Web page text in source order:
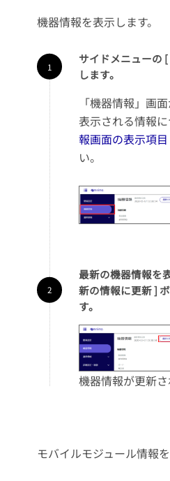
機器情報を表示します。
サイドメニューの
します。
「機器情報」画
表示される情報
報画面の表示項目
い。
最新の機器情報を
新の情報に更新 ]
す。
機器情報が更新さ
モバイルモジュール情報